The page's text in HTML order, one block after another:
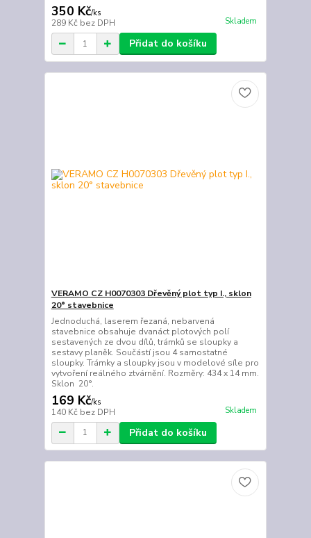
350 Kč/ks
289 Kč bez DPH Skladem
Přidat do košíku
VERAMO CZ H0070303 Dřevěný plot typ I., sklon
20° stavebnice
Jednoduchá, laserem řezaná, nebarvená
stavebnice obsahuje dvanáct plotových polí
sestavených ze dvou dílů, trámků se sloupky a
sestavy planěk. Součástí jsou 4 samostatné
sloupky. Trámky a sloupky jsou v modelové síle pro
vytvoření reálného ztvárnění. Rozměry: 434 x 14 mm.
Sklon 20°.
169 Kč/ks
140 Kč bez DPH Skladem
Přidat do košíku